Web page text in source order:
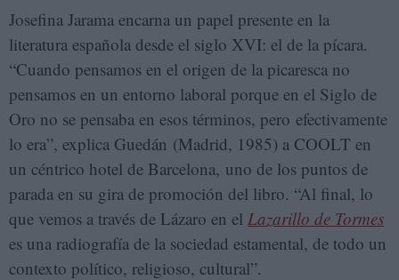
Josefina Jarama encarna un papel presente en la
literatura española desde el siglo XVI: el de la pícara.
“Cuando pensamos en el origen de la picaresca no
pensamos en un entorno laboral porque en el Siglo de
Oro no se pensaba en esos términos, pero efectivamente
lo era”, explica Guedán (Madrid, 1985) a COOLT en
un céntrico hotel de Barcelona, uno de los puntos de
parada en su gira de promoción del libro. “Al final, lo
que vemos a través de Lázaro en el Lazarillo de Tormes
es una radiografía de la sociedad estamental, de todo un
contexto político, religioso, cultural”.